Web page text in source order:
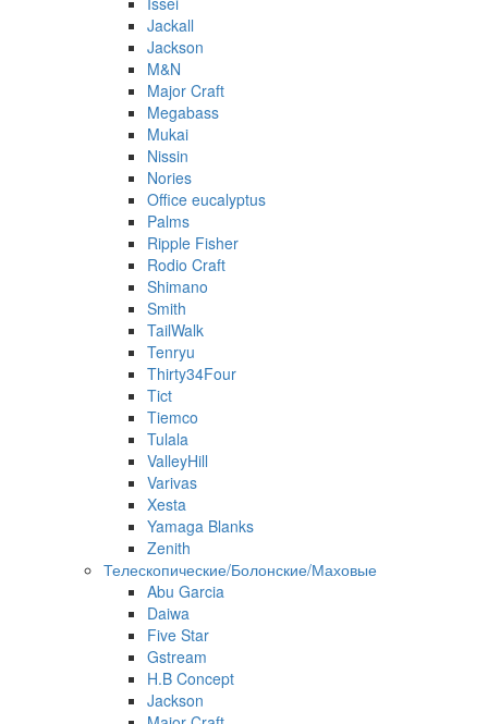
Jackall
Jackson
M&N
Major Craft
Megabass
Mukai
Nissin
Nories
Office eucalyptus
Palms
Ripple Fisher
Rodio Craft
Shimano
Smith
TailWalk
Tenryu
Thirty34Four
Tict
Tiemco
Tulala
ValleyHill
Varivas
Xesta
Yamaga Blanks
Zenith
Телескопические/Болонские/Маховые
Abu Garcia
Daiwa
Five Star
Gstream
H.B Concept
Jackson